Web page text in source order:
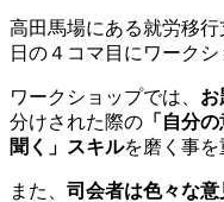
高田馬場にある就労移
日の４コマ目にワークシ
ワークショップでは、 お
分けされた際の 「自分
聞く」スキルを磨く事を
また、 司会者は色々な